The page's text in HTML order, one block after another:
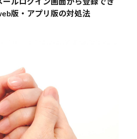
ールログイン画面から登録でき
版・アプリ版の対処法